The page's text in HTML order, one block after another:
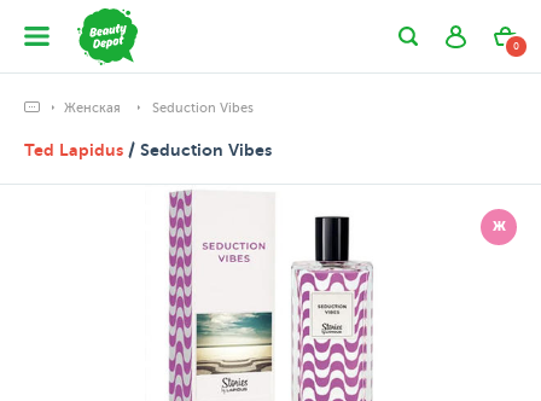
0
Женская Seduction Vibes
Ted Lapidus / Seduction Vibes
Ж